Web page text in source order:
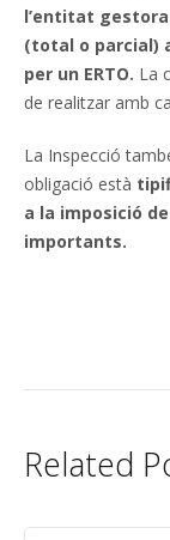
l’entitat
(total o parcial)
per un ERTO. La
de realitzar amb
La Inspecció
obligació està
a la imposició
importants.
Related